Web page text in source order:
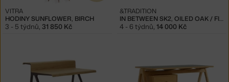
HODINY SUNFLOWER, BIRCH
VITRA
3 - 5 týdnů, 31 850 Kč
IN BETWEEN SK2, OILED OAK / FIORD 251
&TRADITION
4 - 6 týdnů, 14 000 Kč